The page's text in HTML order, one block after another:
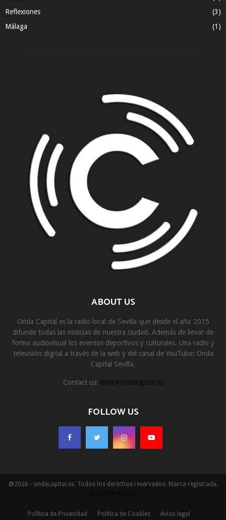
Reflexiones
(3)
Málaga
(1)
ABOUT US
Onda Capital es la radio local de Sevilla que desde el año 2015
difunde todas las noticias de nuestra ciudad. Además de llevar de
forma audiovisual los eventos deportivos y culturales. Una radio y
televisión digital a través de la web y del canal de YouTube: Onda
Capital Sevilla.
Contact us: hola@ondacapital.es
FOLLOW US
@2026 - ondacapital.es. Todos los derechos reservados. Marca registrada.
Política de Privacidad Política de Cookies Aviso legal